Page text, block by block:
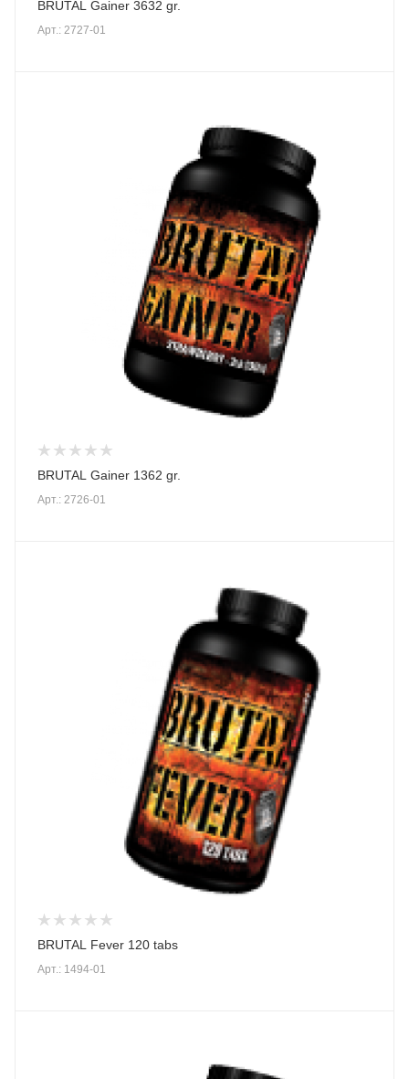
BRUTAL Gainer 3632 gr.
Арт.: 2727-01
BRUTAL Gainer 1362 gr.
Арт.: 2726-01
BRUTAL Fever 120 tabs
Арт.: 1494-01